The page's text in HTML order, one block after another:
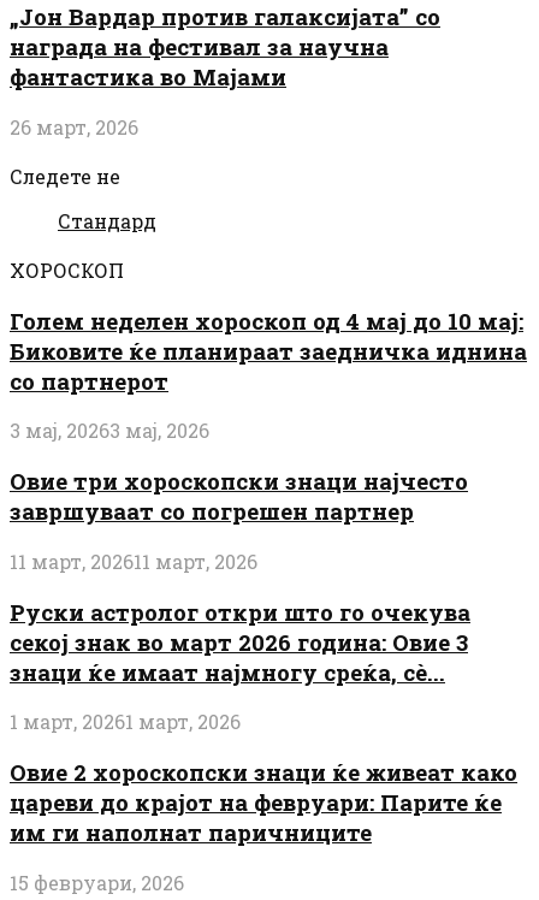
„Јон Вардар против галаксијата” со
награда на фестивал за научна
фантастика во Мајами
26 март, 2026
Следете не
Стандард
ХОРОСКОП
Голем неделен хороскоп од 4 мај до 10 мај:
Биковите ќе планираат заедничка иднина
со партнерот
3 мај, 20263 мај, 2026
Овие три хороскопски знаци најчесто
завршуваат со погрешен партнер
11 март, 202611 март, 2026
Руски астролог откри што го очекува
секој знак во март 2026 година: Овие 3
знаци ќе имаат најмногу среќа, сè...
1 март, 20261 март, 2026
Овие 2 хороскопски знаци ќе живеат како
цареви до крајот на февруари: Парите ќе
им ги наполнат паричниците
15 февруари, 2026